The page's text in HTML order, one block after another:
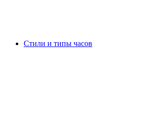
Стили и типы часов